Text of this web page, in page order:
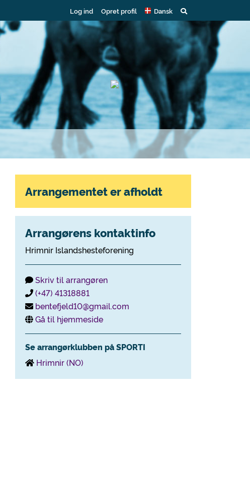
Log ind Opret profil Dansk
Arrangementet er afholdt
Arrangørens kontaktinfo
Hrimnir Islandshesteforening
Skriv til arrangøren
(+47) 41318881
bentefjeld10@gmail.com
Gå til hjemmeside
Se arrangørklubben på SPORTI
Hrimnir (NO)